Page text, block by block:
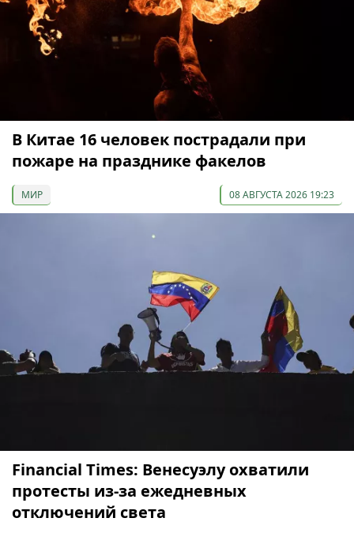
В Китае 16 человек пострадали при
пожаре на празднике факелов
МИР 08 АВГУСТА 2026 19:23
Financial Times: Венесуэлу охватили
протесты из-за ежедневных
отключений света